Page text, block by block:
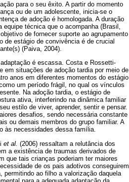
para o seu êxito. A partir do momento
ou de um adolescente, inicia-se o
de adoção é homologada. A duração
equipe técnica que o acompanha (Brasil,
de fornecer suporte ao agrupamento
de estágio de convivência é de crucial
(Paiva, 2004).
é escassa. Costa e Rossetti-
em situações de adoção tardia por meio de
anos em diferentes momentos do estágio
um período frágil, no qual os vínculos
Na adoção tardia, o estágio de
ativa, interferindo na dinâmica familiar
estilo de viver, aprender, sentir e pensar.
desafios, sendo necessária constante
ou demais membros do grupo familiar. A
às necessidades dessa família.
et al. (2006) ressaltam a relutância dos
a existência de traumas derivados de
que tais crianças poderiam ter maiores
de os pais adotivos conseguirem
ao filho a valorização daquela